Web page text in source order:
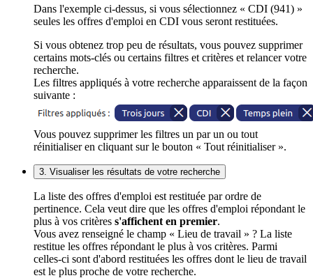
Dans l'exemple ci-dessus, si vous sélectionnez « CDI (941) »
seules les offres d'emploi en CDI vous seront restituées.
Si vous obtenez trop peu de résultats, vous pouvez supprimer
certains mots-clés ou certains filtres et critères et relancer votre
recherche.
Les filtres appliqués à votre recherche apparaissent de la façon
suivante :
Vous pouvez supprimer les filtres un par un ou tout
réinitialiser en cliquant sur le bouton « Tout réinitialiser ».
3. Visualiser les résultats de votre recherche
La liste des offres d'emploi est restituée par ordre de
pertinence. Cela veut dire que les offres d'emploi répondant le
plus à vos critères s'affichent en premier.
Vous avez renseigné le champ « Lieu de travail » ? La liste
restitue les offres répondant le plus à vos critères. Parmi
celles-ci sont d'abord restituées les offres dont le lieu de travail
est le plus proche de votre recherche.